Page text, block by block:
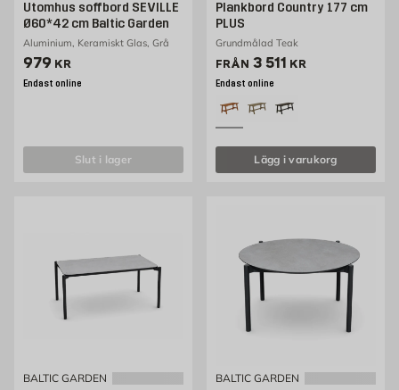
Utomhus soffbord SEVILLE
Ø60*42 cm Baltic Garden
Aluminium, Keramiskt Glas, Grå
Pris 979 kr
979 KR
Endast online
slut i lager
Plankbord Country 177 cm
PLUS
Grundmålad Teak
FRÅN Pris 3511 kr
3 511 KR
Endast online
Lägg i varukorg
BALTIC GARDEN BALTIC GARDEN